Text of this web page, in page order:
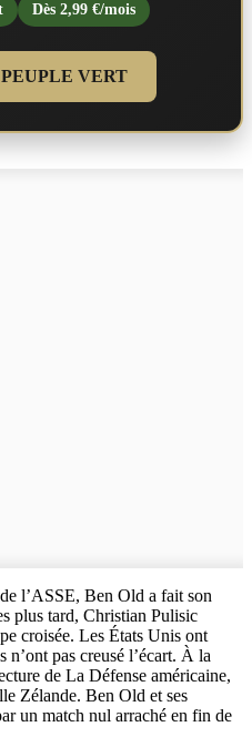
Dès 2,99 €/mois
VERT
l’ASSE, Ben Old a fait son
plus tard, Christian Pulisic
croisée. Les États Unis ont
n’ont pas creusé l’écart. À la
de La Défense américaine,
Zélande. Ben Old et ses
un match nul arraché en fin de